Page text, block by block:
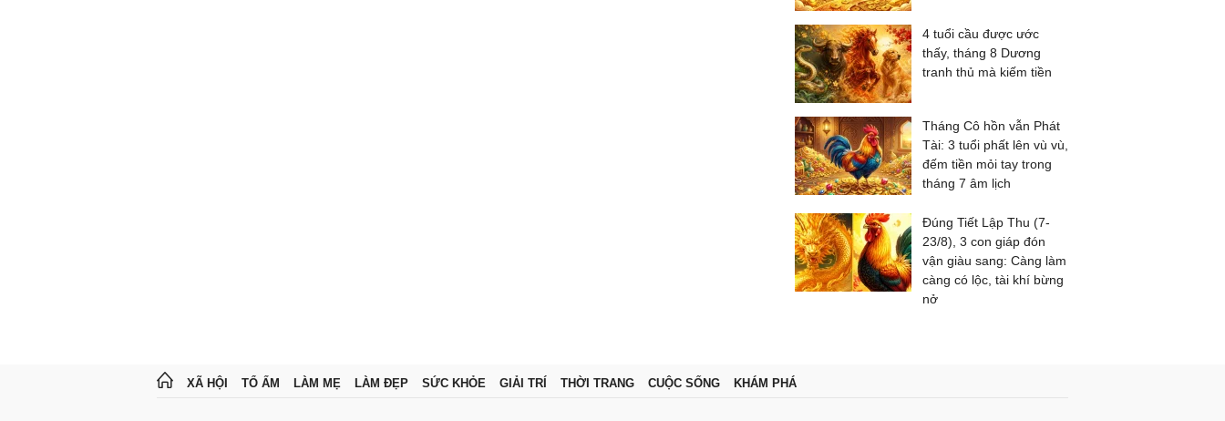
4 tuổi cầu được ước
thấy, tháng 8 Dương
tranh thủ mà kiếm tiền
Tháng Cô hồn vẫn Phát
Tài: 3 tuổi phất lên vù vù,
đếm tiền mỏi tay trong
tháng 7 âm lịch
Đúng Tiết Lập Thu (7-
23/8), 3 con giáp đón
vận giàu sang: Càng làm
càng có lộc, tài khí bừng
nở
XÃ HỘI TỔ ẤM LÀM MẸ LÀM ĐẸP SỨC KHỎE GIẢI TRÍ THỜI TRANG CUỘC SỐNG KHÁM PHÁ